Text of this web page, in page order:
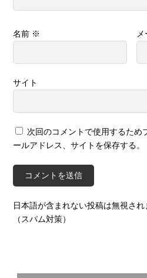
名前 ※ メ
サイト
次回のコメントで使用するため
ールアドレス、サイトを保存する。
日本語が含まれない投稿は無視され
（スパム対策）